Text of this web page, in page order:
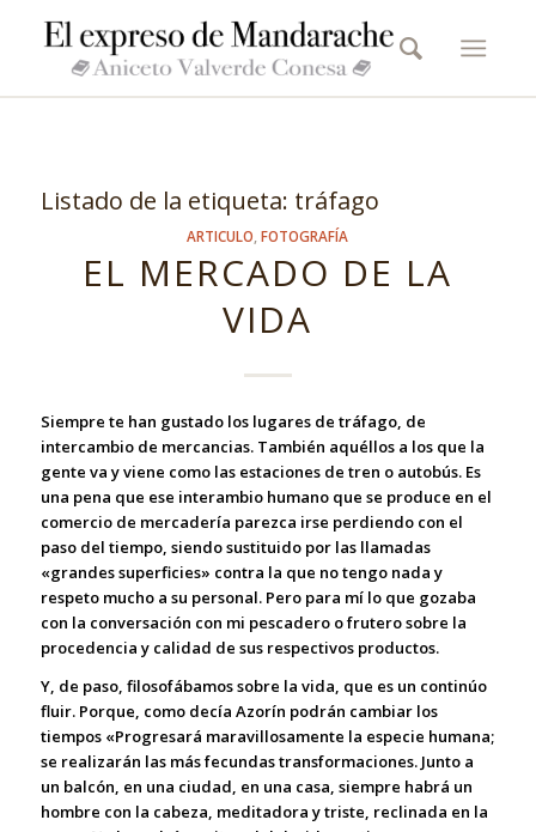
Listado de la etiqueta: tráfago
ARTICULO ,FOTOGRAFÍA
EL MERCADO DE LA
VIDA
Siempre te han gustado los lugares de tráfago, de
intercambio de mercancias. También aquéllos a los que la
gente va y viene como las estaciones de tren o autobús. Es
una pena que ese interambio humano que se produce en el
comercio de mercadería parezca irse perdiendo con el
paso del tiempo, siendo sustituido por las llamadas
«grandes superficies» contra la que no tengo nada y
respeto mucho a su personal. Pero para mí lo que gozaba
con la conversación con mi pescadero o frutero sobre la
procedencia y calidad de sus respectivos productos.
Y, de paso, filosofábamos sobre la vida, que es un continúo
fluir. Porque, como decía Azorín podrán cambiar los
tiempos «Progresará maravillosamente la especie humana;
se realizarán las más fecundas transformaciones. Junto a
un balcón, en una ciudad, en una casa, siempre habrá un
hombre con la cabeza, meditadora y triste, reclinada en la